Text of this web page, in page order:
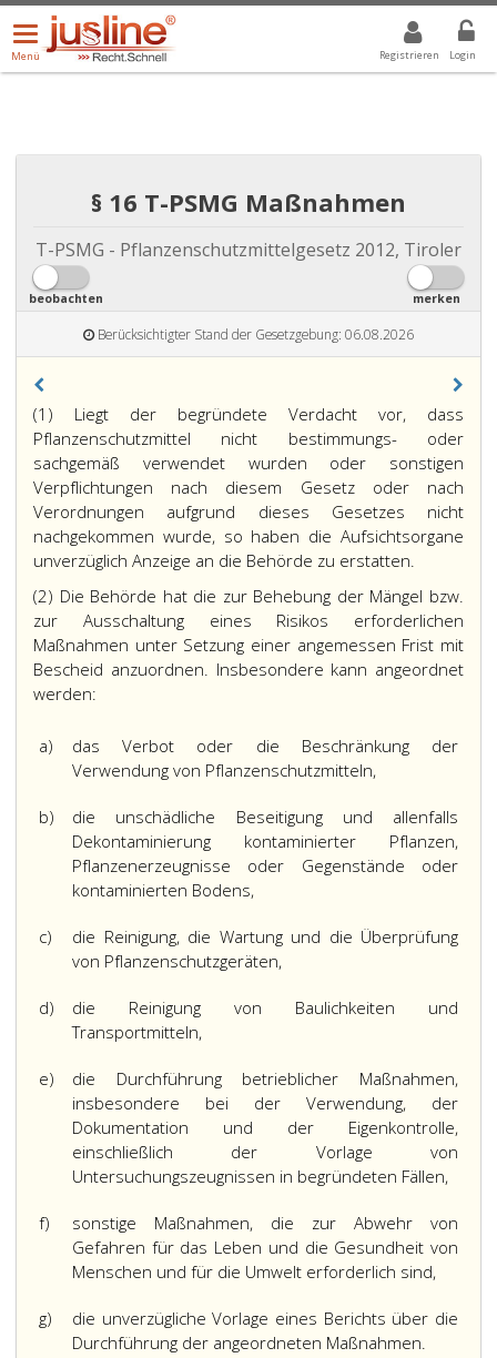
Registrieren Login
Menü
öffnen/schließen
Menü
ALLE DROPDOWN: GEWÄHLTER WERT IST ALLE
§ 16 T-PSMG Maßnahmen
T-PSMG - Pflanzenschutzmittelgesetz 2012, Tiroler
beobachten merken
Berücksichtigter Stand der Gesetzgebung: 06.08.2026
(1) Liegt der begründete Verdacht vor, dass
Pflanzenschutzmittel nicht bestimmungs- oder
sachgemäß verwendet wurden oder sonstigen
Verpflichtungen nach diesem Gesetz oder nach
Verordnungen aufgrund dieses Gesetzes nicht
nachgekommen wurde, so haben die Aufsichtsorgane
unverzüglich Anzeige an die Behörde zu erstatten.
(2) Die Behörde hat die zur Behebung der Mängel bzw.
zur Ausschaltung eines Risikos erforderlichen
Maßnahmen unter Setzung einer angemessen Frist mit
Bescheid anzuordnen. Insbesondere kann angeordnet
werden:
a)
das Verbot oder die Beschränkung der
Verwendung von Pflanzenschutzmitteln,
b)
die unschädliche Beseitigung und allenfalls
Dekontaminierung kontaminierter Pflanzen,
Pflanzenerzeugnisse oder Gegenstände oder
kontaminierten Bodens,
c)
die Reinigung, die Wartung und die Überprüfung
von Pflanzenschutzgeräten,
d)
die Reinigung von Baulichkeiten und
Transportmitteln,
e)
die Durchführung betrieblicher Maßnahmen,
insbesondere bei der Verwendung, der
Dokumentation und der Eigenkontrolle,
einschließlich der Vorlage von
Untersuchungszeugnissen in begründeten Fällen,
f)
sonstige Maßnahmen, die zur Abwehr von
Gefahren für das Leben und die Gesundheit von
Menschen und für die Umwelt erforderlich sind,
g)
die unverzügliche Vorlage eines Berichts über die
Durchführung der angeordneten Maßnahmen.